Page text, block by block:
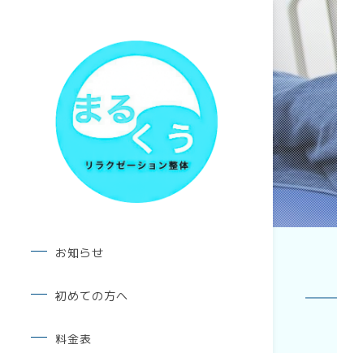
お知らせ
初めての方へ
料金表